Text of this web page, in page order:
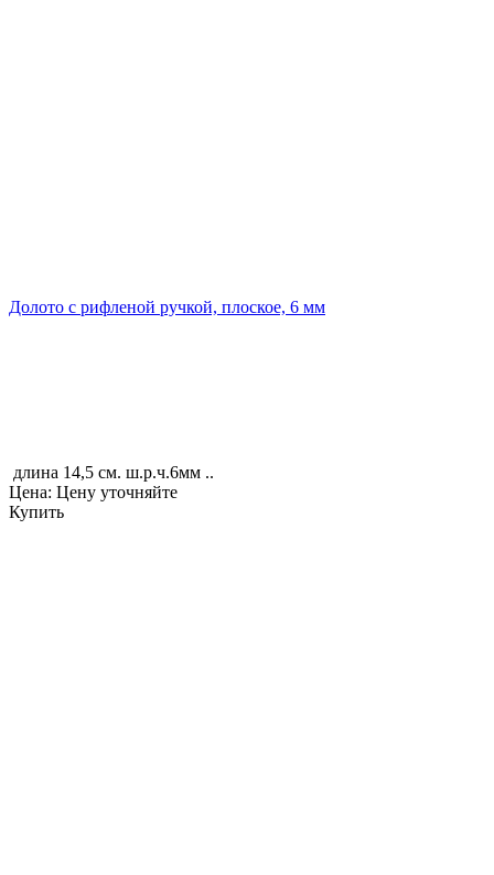
Долото с рифленой ручкой, плоское, 6 мм
длина 14,5 см. ш.р.ч.6мм ..
Цена: Цену уточняйте
Купить